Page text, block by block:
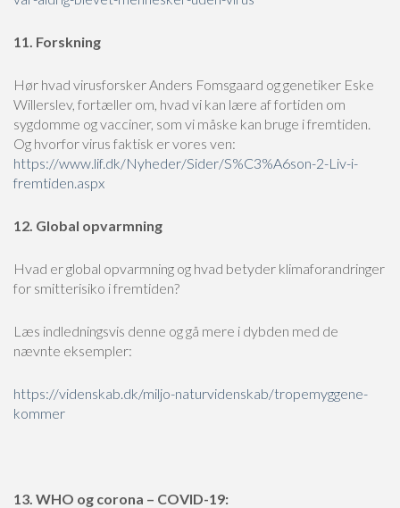
11. Forskning
Hør hvad virusforsker Anders Fomsgaard og genetiker Eske
Willerslev, fortæller om, hvad vi kan lære af fortiden om
sygdomme og vacciner, som vi måske kan bruge i fremtiden.
Og hvorfor virus faktisk er vores ven:
https://www.lif.dk/Nyheder/Sider/S%C3%A6son-2-Liv-i-
fremtiden.aspx
12. Global opvarmning
Hvad er global opvarmning og hvad betyder klimaforandringer
for smitterisiko i fremtiden?
Læs indledningsvis denne og gå mere i dybden med de
nævnte eksempler:
https://videnskab.dk/miljo-naturvidenskab/tropemyggene-
kommer
13. WHO og corona – COVID-19: